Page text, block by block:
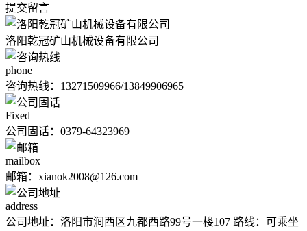
提交留言
洛阳乾冠矿山机械设备有限公司
phone
咨询热线： 13271509966/13849906965
Fixed
公司固话：0379-64323969
mailbox
邮箱：xianok2008@126.com
address
公司地址：洛阳市涧西区九都西路99号一楼107 路线：可乘坐